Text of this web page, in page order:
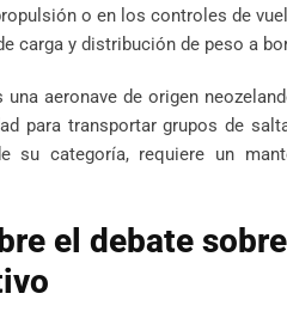
o en los controles de
carga y distribución de peso a
una aeronave de origen
para transportar grupos de
su categoría, requiere un
el debate